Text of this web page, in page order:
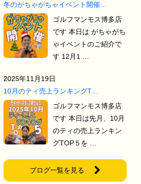
冬のがちゃがちゃイベント開催…
ゴルフマンモス博多店
です 本日は がちゃがち
ゃイベントのご紹介で
す 12月1 …
2025年11月19日
10月のティ売上ランキングT…
ゴルフマンモス博多店
です 本日は先月、10月
のティの売上ランキン
グTOP５を …
ブログ一覧を見る